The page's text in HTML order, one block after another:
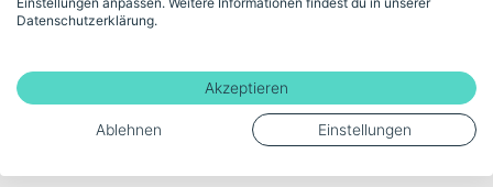
Aluminium
Datenschutzerklärung.
Akzeptieren
Ablehnen Einstellungen